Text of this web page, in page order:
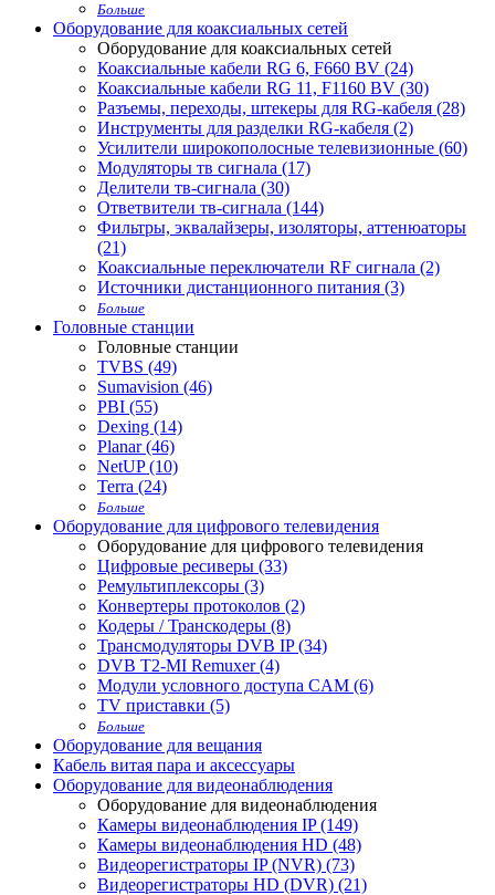
Больше
Оборудование для коаксиальных сетей
Оборудование для коаксиальных сетей
Коаксиальные кабели RG 6, F660 BV (24)
Коаксиальные кабели RG 11, F1160 BV (30)
Разъемы, переходы, штекеры для RG-кабеля (28)
Инструменты для разделки RG-кабеля (2)
Усилители широкополосные телевизионные (60)
Модуляторы тв сигнала (17)
Делители тв-сигнала (30)
Ответвители тв-сигнала (144)
Фильтры, эквалайзеры, изоляторы, аттенюаторы
(21)
Коаксиальные переключатели RF сигнала (2)
Источники дистанционного питания (3)
Больше
Головные станции
Головные станции
TVBS (49)
Sumavision (46)
PBI (55)
Dexing (14)
Planar (46)
NetUP (10)
Terra (24)
Больше
Оборудование для цифрового телевидения
Оборудование для цифрового телевидения
Цифровые ресиверы (33)
Ремультиплексоры (3)
Конвертеры протоколов (2)
Кодеры / Транскодеры (8)
Трансмодуляторы DVB IP (34)
DVB T2-MI Remuxer (4)
Модули условного доступа CAM (6)
TV приставки (5)
Больше
Оборудование для вещания
Кабель витая пара и аксессуары
Оборудование для видеонаблюдения
Оборудование для видеонаблюдения
Камеры видеонаблюдения IP (149)
Камеры видеонаблюдения HD (48)
Видеорегистраторы IP (NVR) (73)
Видеорегистраторы HD (DVR) (21)